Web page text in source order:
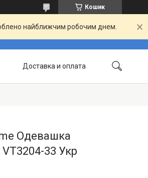
Кошик
найближчим робочим днем.
Доставка и оплата
Одевашка
33 Укр